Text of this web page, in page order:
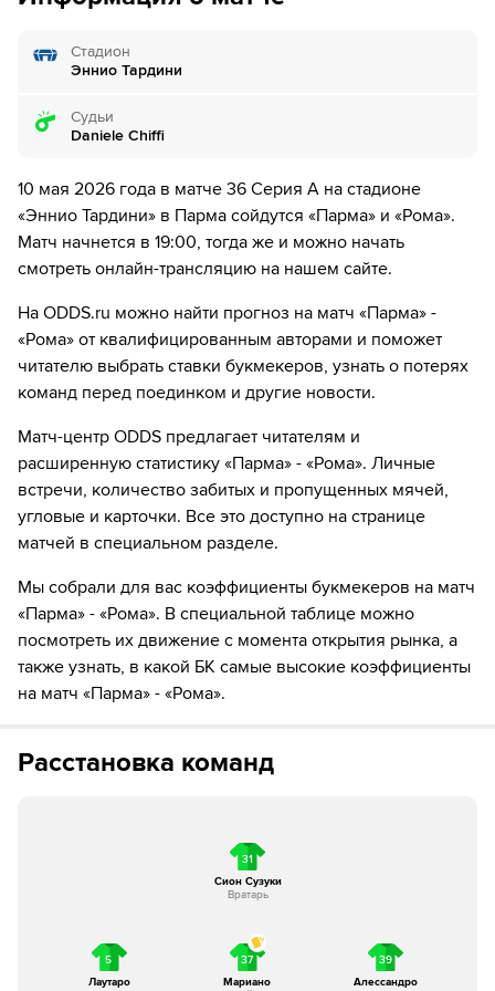
9´ Дониэлл Мален из команды Рома в офсайде
Рома совершает вбрасывание на своей половине поля
12´ Nesta Elphege нанес удар, но тот был заблокирован.
13´
Габриэль Стрефецца оказался в свободной зоне с
мячом но, нанес неточный удар. Мог бы и получше
сыграть.
13´ Удар от ворот произведет Рома
14´
Судья сигнализирует, что Габриэль Стрефецца из
команды Парма поставил подножку. Пострадал Куадио
15´ Рома совершает вбрасывание на половине поля
противника
Парма совершает вбрасывание на своей половине
поля
18´
Игрок из команды Парма делает длинное вбрасывание
в штрафную площадку соперника
20´
ПРОВЕРКА ВАР ЗАКОНЧЕНА - После проверки VAR
не было предпринято никаких дальнейших
20´ Рома совершает вбрасывание на половине поля
Удар от ворот произведет Парма
Г О О О О Л - Дониэлл Мален из команды Рома
правой ногой наносит удар из-за пределов
Стадион
Эннио Тардини
Судьи
Daniele Chiffi
10 мая 2026 года в матче 36 Серия А на стадионе
«Эннио Тардини» в Парма сойдутся «Парма» и «Рома».
Матч начнется в 19:00, тогда же и можно начать
смотреть онлайн-трансляцию на нашем сайте.
На ODDS.ru можно найти прогноз на матч «Парма» -
«Рома» от квалифицированным авторами и поможет
читателю выбрать ставки букмекеров, узнать о потерях
команд перед поединком и другие новости.
Матч-центр ODDS предлагает читателям и
расширенную статистику «Парма» - «Рома». Личные
встречи, количество забитых и пропущенных мячей,
угловые и карточки. Все это доступно на странице
матчей в специальном разделе.
Мы собрали для вас коэффициенты букмекеров на матч
«Парма» - «Рома». В специальной таблице можно
посмотреть их движение с момента открытия рынка, а
также узнать, в какой БК самые высокие коэффициенты
на матч «Парма» - «Рома».
Расстановка команд
31
Сион Сузуки
Вратарь
5
Лаутаро
37
Мариано
39
Алессандро